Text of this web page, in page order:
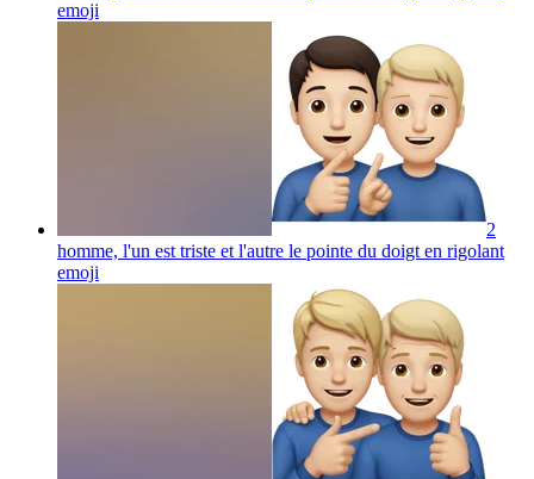
emoji
2
homme, l'un est triste et l'autre le pointe du doigt en rigolant
emoji